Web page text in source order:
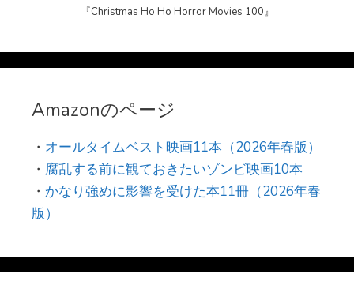
『Christmas Ho Ho Horror Movies 100』
Amazonのページ
・ オールタイムベスト映画11本（2026年春版）
・ 腐乱する前に観ておきたいゾンビ映画10本
・ かなり強めに影響を受けた本11冊（2026年春
版）